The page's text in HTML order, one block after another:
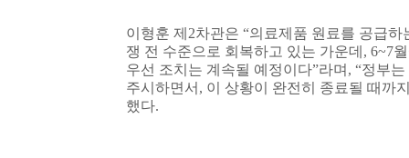
이형훈 제 2차관은 “의료제품 원료를 공급하
쟁 전 수준으로 회복하고 있는 가운데 , 6~7
우선 조치는 계속될 예정이다”라며 , “정부는
주시하면서 , 이 상황이 완전히 종료될 때까
했다.